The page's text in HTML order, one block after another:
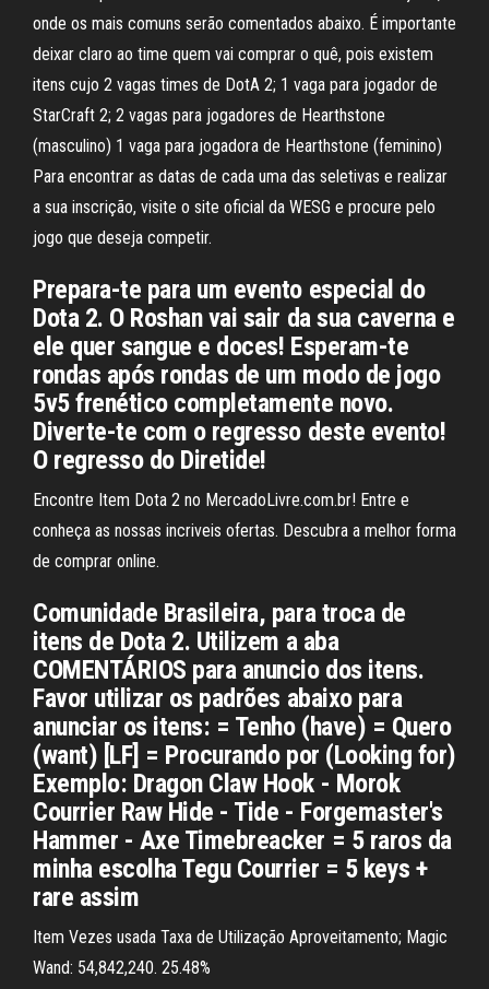
onde os mais comuns serão comentados abaixo. É importante
deixar claro ao time quem vai comprar o quê, pois existem
itens cujo 2 vagas times de DotA 2; 1 vaga para jogador de
StarCraft 2; 2 vagas para jogadores de Hearthstone
(masculino) 1 vaga para jogadora de Hearthstone (feminino)
Para encontrar as datas de cada uma das seletivas e realizar
a sua inscrição, visite o site oficial da WESG e procure pelo
jogo que deseja competir.
Prepara-te para um evento especial do
Dota 2. O Roshan vai sair da sua caverna e
ele quer sangue e doces! Esperam-te
rondas após rondas de um modo de jogo
5v5 frenético completamente novo.
Diverte-te com o regresso deste evento!
O regresso do Diretide!
Encontre Item Dota 2 no MercadoLivre.com.br! Entre e
conheça as nossas incriveis ofertas. Descubra a melhor forma
de comprar online.
Comunidade Brasileira, para troca de
itens de Dota 2. Utilizem a aba
COMENTÁRIOS para anuncio dos itens.
Favor utilizar os padrões abaixo para
anunciar os itens: = Tenho (have) = Quero
(want) [LF] = Procurando por (Looking for)
Exemplo: Dragon Claw Hook - Morok
Courrier Raw Hide - Tide - Forgemaster's
Hammer - Axe Timebreacker = 5 raros da
minha escolha Tegu Courrier = 5 keys +
rare assim
Item Vezes usada Taxa de Utilização Aproveitamento; Magic
Wand: 54,842,240. 25.48%